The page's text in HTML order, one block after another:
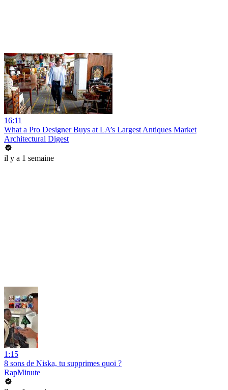
16:11
What a Pro Designer Buys at LA’s Largest Antiques Market
Architectural Digest
il y a 1 semaine
1:15
8 sons de Niska, tu supprimes quoi ?
RapMinute